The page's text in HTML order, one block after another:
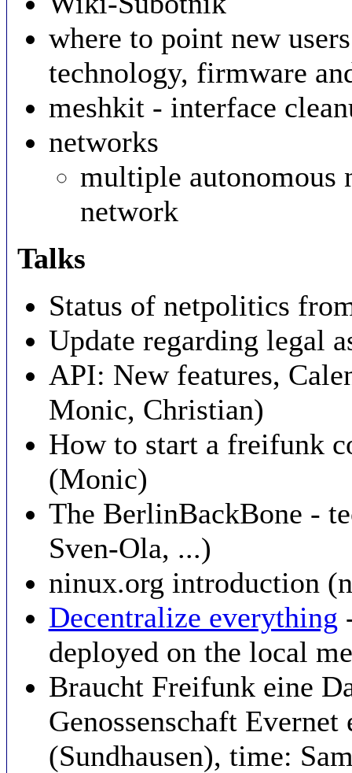
where to point new
technology, firmware
meshkit - interface
networks
multiple autonomous
network
Talks
Status of netpolitics
Update regarding legal
API: New features,
Monic, Christian)
How to start a freifunk
(Monic)
The BerlinBackBone -
Sven-Ola, ...)
ninux.org introduction
Decentralize everything
deployed on the local
Braucht Freifunk eine
Genossenschaft
(Sundhausen), time: